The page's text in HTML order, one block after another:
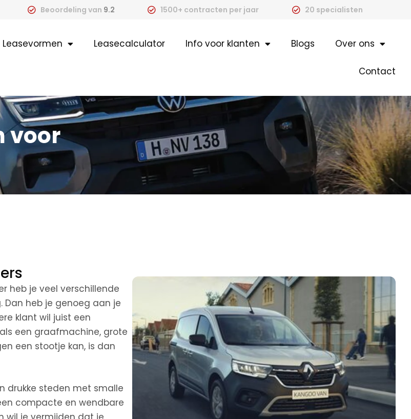
Beoordeling van 9.2 1500+ contracten per jaar 20 specialisten
Leasevormen Leasecalculator Info voor klanten Blogs Over ons
Contact
voor
heb je veel verschillende
Dan heb je genoeg aan je
klant wil juist een
een graafmachine, grote
een stootje kan, is dan
drukke steden met smalle
compacte en wendbare